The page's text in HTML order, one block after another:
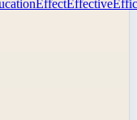
EffectEffective